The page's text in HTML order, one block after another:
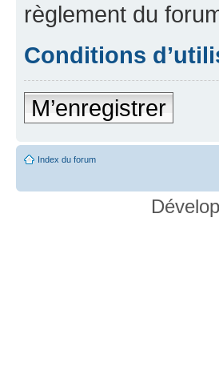
règlement du
Conditions
M’enregistrer
Index du forum